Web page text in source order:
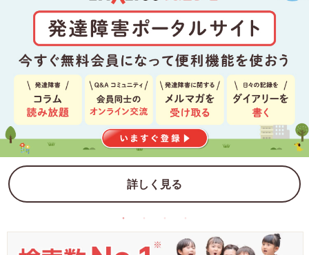
詳しく見る